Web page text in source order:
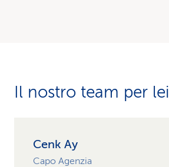
Il nostro team per lei
Cenk Ay
Capo Agenzia